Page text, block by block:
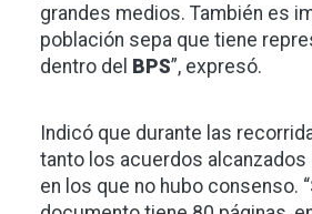
grandes medios. También es
población sepa que tiene
dentro del
BPS”, expresó.
Indicó que durante las
tanto los acuerdos
en los que no hubo consenso.